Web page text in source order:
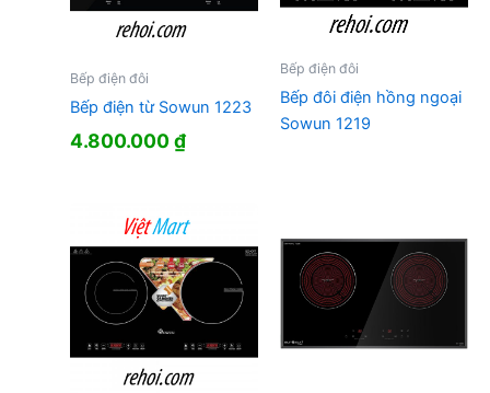
Bếp điện đôi
Bếp điện từ Sowun 1223
4.800.000₫
Bếp điện đôi
Bếp đôi điện hồng ngoại
Sowun 1219